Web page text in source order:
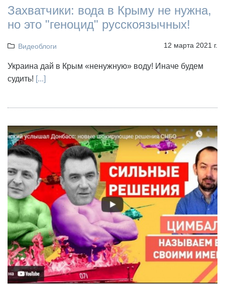
Захватчики: вода в Крыму не нужна,
но это "геноцид" русскоязычных!
Видеоблоги 12 марта 2021 г.
Украина дай в Крым «ненужную» воду! Иначе будем
судить! [...]